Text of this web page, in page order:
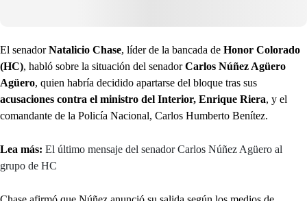
El senadorNatalicio Chase, líder de la bancada de Honor Colorado
(HC), habló sobre la situación del senadorCarlos Núñez Agüero
Agüero, quien habría decidido apartarse del bloque tras sus
acusaciones contra el ministro del Interior, Enrique Riera, y el
comandante de la Policía Nacional, Carlos Humberto Benítez.
Lea más: El último mensaje del senador Carlos Núñez Agüero al
grupo de HC